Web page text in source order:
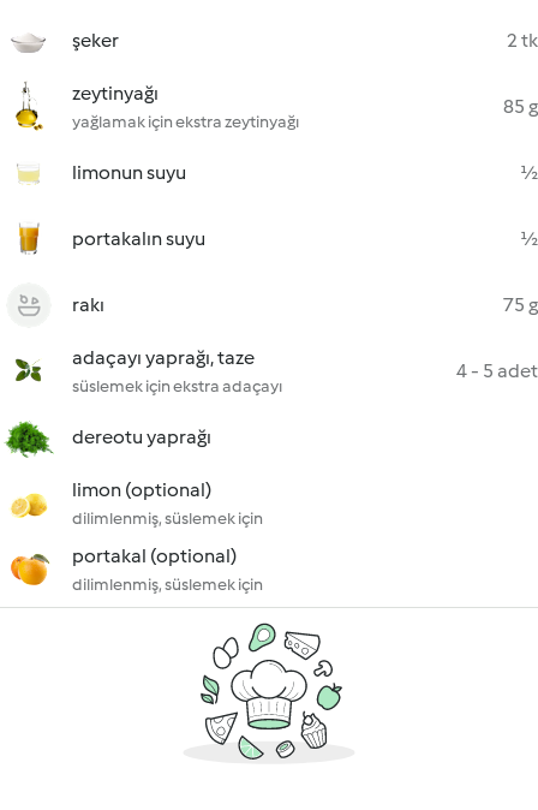
şeker 2 tk
zeytinyağı
yağlamak için ekstra zeytinyağı
85 g
limonun suyu ½
portakalın suyu ½
rakı 75 g
adaçayı yaprağı, taze
süslemek için ekstra adaçayı
4 - 5 adet
dereotu yaprağı
limon (optional)
dilimlenmiş, süslemek için
portakal (optional)
dilimlenmiş, süslemek için